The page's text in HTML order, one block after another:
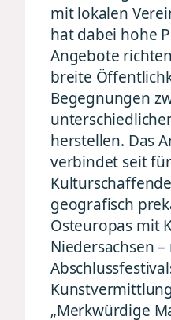
mit lokalen
hat dabei hohe
Angebote
breite
Begegnungen
herstellen. Das
verbindet seit
geografisch
Osteuropas mit
Niedersachsen
„Merkwürdige